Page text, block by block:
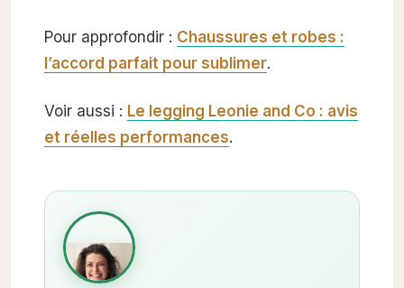
Pour approfondir : Chaussures et robes :
l’accord parfait pour sublimer.
Voir aussi : Le legging Leonie and Co : avis
et réelles performances.